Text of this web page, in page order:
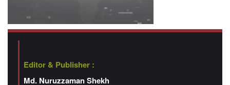
Editor & Publisher :
Md. Nuruzzaman Shekh